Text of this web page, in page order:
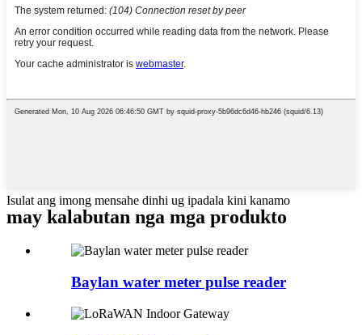
Isulat ang imong mensahe dinhi ug ipadala kini kanamo
may kalabutan nga mga produkto
Baylan water meter pulse reader